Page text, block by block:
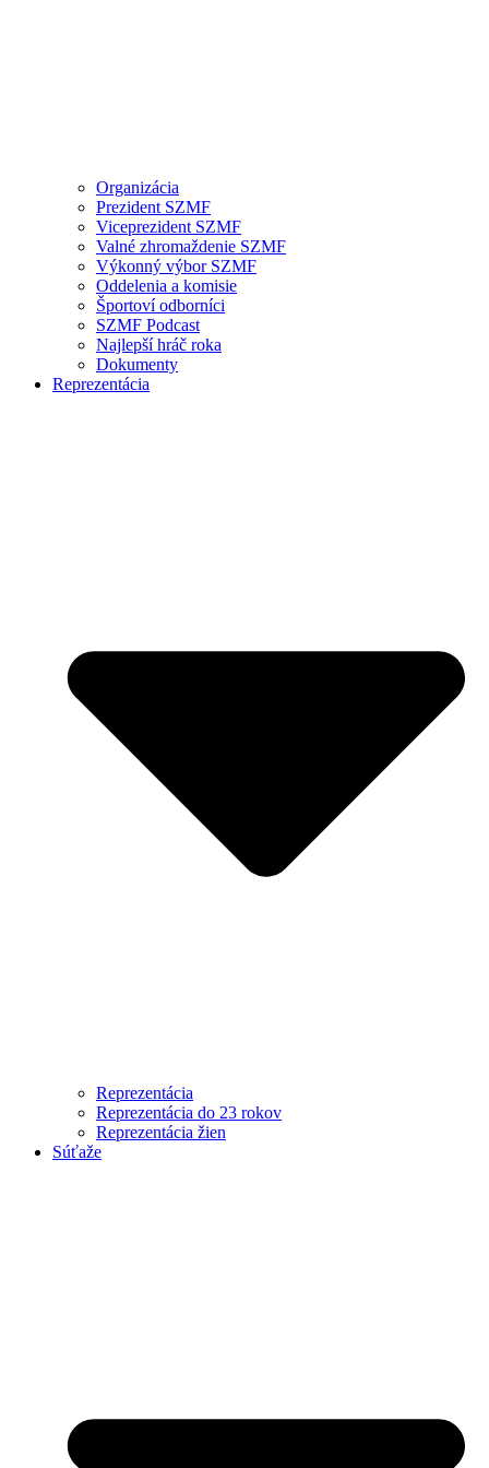
Organizácia
Prezident SZMF
Viceprezident SZMF
Valné zhromaždenie SZMF
Výkonný výbor SZMF
Oddelenia a komisie
Športoví odborníci
SZMF Podcast
Najlepší hráč roka
Dokumenty
Reprezentácia
Reprezentácia
Reprezentácia do 23 rokov
Reprezentácia žien
Súťaže